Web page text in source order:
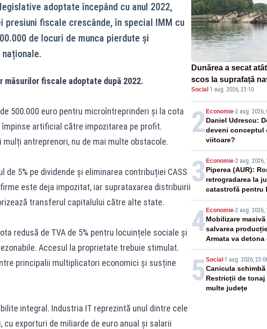
adoptate începând cu anul 2022,
presiuni fiscale crescânde, în special IMM cu
de locuri de munca pierdute și
măsurilor fiscale adoptate după 2022.
500.000 euro pentru microîntreprinderi și la cota
artificial către impozitarea pe profit.
antreprenori, nu de mai multe obstacole.
5% pe dividende și eliminarea contribuției CASS
este deja impozitat, iar suprataxarea distribuirii
transferul capitalului către alte state.
redusă de TVA de 5% pentru locuințele sociale și
Accesul la proprietate trebuie stimulat.
principalii multiplicatori economici și susține
integral. Industria IT reprezintă unul dintre cele
exporturi de miliarde de euro anual și salarii
Dunărea a secat
scos la suprafață
doilea război mondial
Social·1 aug. 2026, 23:10
2Economie-2 aug. 2026,
Daniel Udrescu:
deveni conceptul
viitoare?
3 Economie-2 aug. 2026,
Piperea (AUR):
retrogradarea la
catastrofă pentru
pensii
4Economie-2 aug. 2026,
Mobilizare
salvarea
Armata va
apa fluviului -
5 Social-1 aug. 2026,
Canicula
Restricții de tonaj
multe județe